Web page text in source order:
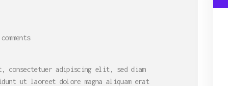
comments
consectetuer adipiscing elit, sed diam
ut laoreet dolore magna aliquam erat